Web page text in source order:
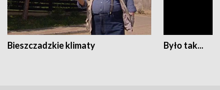
Bieszczadzkie klimaty Było tak...